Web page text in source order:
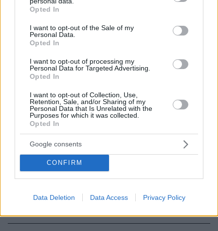
grant or deny consent to Google and its third-party tags to
use your data for below specified purposes in below Google
consent section.
Opted In
I want to opt-out of the Sale of my
Personal Data.
Opted In
I want to opt-out of processing my
Personal Data for Targeted Advertising.
Opted In
I want to opt-out of Collection, Use,
Retention, Sale, and/or Sharing of my
Personal Data that Is Unrelated with the
Purposes for which it was collected.
Opted In
Google consents
CONFIRM
Data Deletion Data Access Privacy Policy
Σουνίου: Συγκρούστηκε με μηχανή της ΔΙΑΣ, δύο
08.08.2026, 23:07